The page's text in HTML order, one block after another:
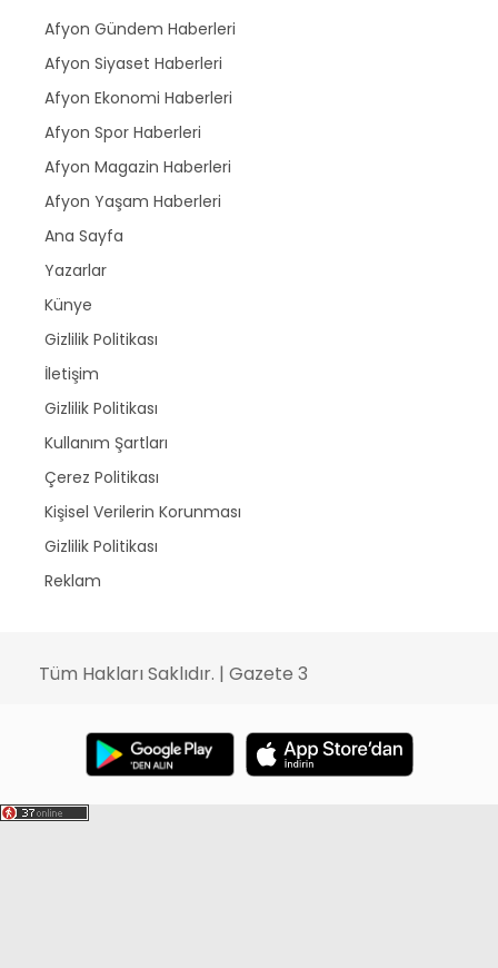
Afyon Gündem Haberleri
Afyon Siyaset Haberleri
Afyon Ekonomi Haberleri
Afyon Spor Haberleri
Afyon Magazin Haberleri
Afyon Yaşam Haberleri
Ana Sayfa
Yazarlar
Künye
Gizlilik Politikası
İletişim
Gizlilik Politikası
Kullanım Şartları
Çerez Politikası
Kişisel Verilerin Korunması
Gizlilik Politikası
Reklam
Tüm Hakları Saklıdır. | Gazete 3